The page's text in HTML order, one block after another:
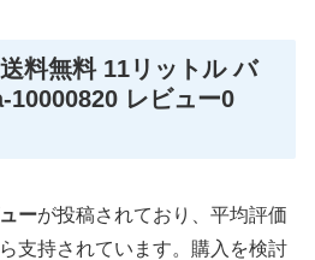
料無料 11リットル バ
レビュー0
ーが投稿されており、平均評価
支持されています。購入を検討